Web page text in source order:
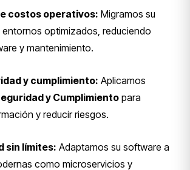
costos operativos: Migramos su
optimizados, reduciendo
y mantenimiento.
y cumplimiento: Aplicamos
y Cumplimiento para
y reducir riesgos.
sin límites: Adaptamos su software a
como microservicios y